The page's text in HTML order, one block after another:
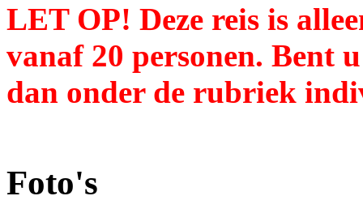
LET OP! Deze reis is
vanaf 20 personen. Bent
dan onder de rubriek
Foto's